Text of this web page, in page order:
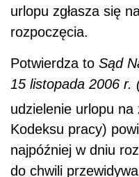
urlopu zgłasza się
rozpoczęcia.
Potwierdza to Sąd
15 listopada 2006 r.
udzielenie urlopu
Kodeksu pracy)
najpóźniej w dniu
do chwili